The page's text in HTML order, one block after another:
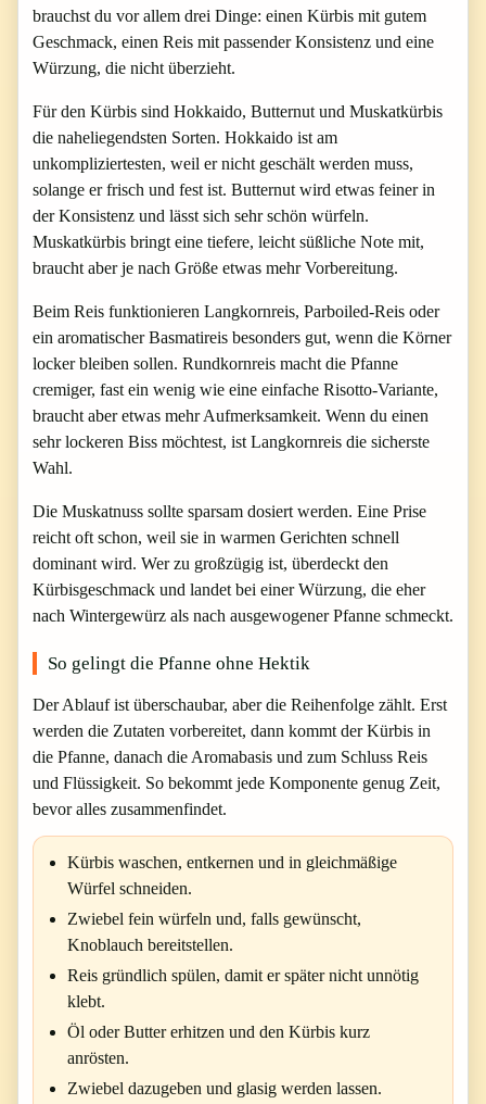
brauchst du vor allem drei Dinge: einen Kürbis mit gutem
Geschmack, einen Reis mit passender Konsistenz und eine
Würzung, die nicht überzieht.
Für den Kürbis sind Hokkaido, Butternut und Muskatkürbis
die naheliegendsten Sorten. Hokkaido ist am
unkompliziertesten, weil er nicht geschält werden muss,
solange er frisch und fest ist. Butternut wird etwas feiner in
der Konsistenz und lässt sich sehr schön würfeln.
Muskatkürbis bringt eine tiefere, leicht süßliche Note mit,
braucht aber je nach Größe etwas mehr Vorbereitung.
Beim Reis funktionieren Langkornreis, Parboiled-Reis oder
ein aromatischer Basmatireis besonders gut, wenn die Körner
locker bleiben sollen. Rundkornreis macht die Pfanne
cremiger, fast ein wenig wie eine einfache Risotto-Variante,
braucht aber etwas mehr Aufmerksamkeit. Wenn du einen
sehr lockeren Biss möchtest, ist Langkornreis die sicherste
Wahl.
Die Muskatnuss sollte sparsam dosiert werden. Eine Prise
reicht oft schon, weil sie in warmen Gerichten schnell
dominant wird. Wer zu großzügig ist, überdeckt den
Kürbisgeschmack und landet bei einer Würzung, die eher
nach Wintergewürz als nach ausgewogener Pfanne schmeckt.
So gelingt die Pfanne ohne Hektik
Der Ablauf ist überschaubar, aber die Reihenfolge zählt. Erst
werden die Zutaten vorbereitet, dann kommt der Kürbis in
die Pfanne, danach die Aromabasis und zum Schluss Reis
und Flüssigkeit. So bekommt jede Komponente genug Zeit,
bevor alles zusammenfindet.
Kürbis waschen, entkernen und in gleichmäßige
Würfel schneiden.
Zwiebel fein würfeln und, falls gewünscht,
Knoblauch bereitstellen.
Reis gründlich spülen, damit er später nicht unnötig
klebt.
Öl oder Butter erhitzen und den Kürbis kurz
anrösten.
Zwiebel dazugeben und glasig werden lassen.